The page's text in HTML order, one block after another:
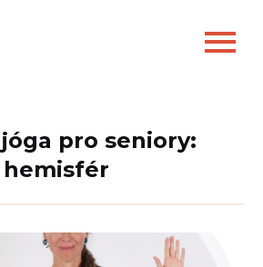
pro seniory: